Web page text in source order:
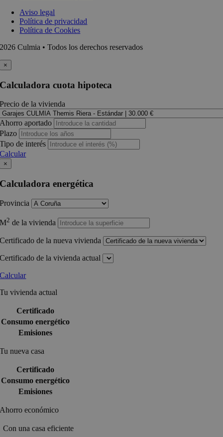
Aviso legal
Política de privacidad
Política de Cookies
2026 Culmia • Todos los derechos reservados
×
Calculadora cuota hipoteca
Precio de la vivienda
Ahorro aportado
Plazo
Tipo de interés
Calcular
×
Calculadora energética
Provincia
M2 de la vivienda
Certificado de la nueva vivienda
Certificado de la vivienda actual
Calcular
Tu vivienda actual
Certificado
Consumo energético
Emisiones
Tu nueva casa
Certificado
Consumo energético
Emisiones
Ahorro económico
Con una casa eficiente